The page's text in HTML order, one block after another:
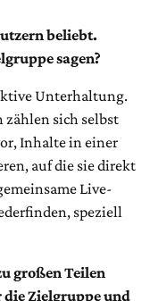
beliebt.
sagen?
Unterhaltung.
zählen sich selbst
Inhalte in einer
auf die sie direkt
Live-
speziell
großen Teilen
die Zielgruppe und